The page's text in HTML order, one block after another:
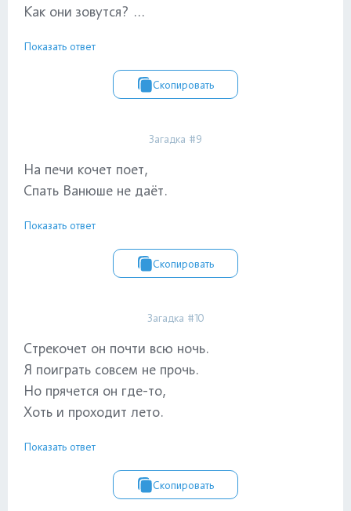
Как они зовутся? ...
Показать ответ
Скопировать
Загадка #9
На печи кочет поет,
Спать Ванюше не даёт.
Показать ответ
Скопировать
Загадка #10
Стрекочет он почти всю ночь.
Я поиграть совсем не прочь.
Но прячется он где-то,
Хоть и проходит лето.
Показать ответ
Скопировать